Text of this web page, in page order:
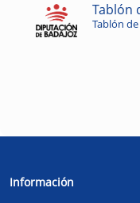
Tablón
Tablón
Información